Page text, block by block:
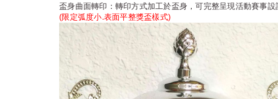
盃身曲面轉印：轉印方式加工於盃身，可完整呈現活動賽事設
(限定弧度小.表面平整獎盃樣式)